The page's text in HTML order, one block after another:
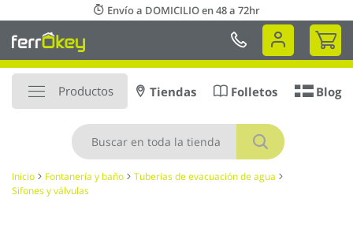
al
contenido
Envío a DOMICILIO en 48 a 72hr
Mi
Productos
Buscar
Tiendas Folletos Blog
Inicio Fontanería y baño
Tuberías de evacuación de agua
Sifones y válvulas